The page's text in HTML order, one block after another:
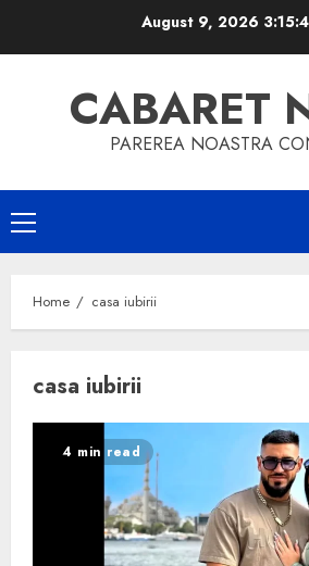
August 9, 2026
CABARET
PAREREA NOASTRA
Primary
Menu
Home casa iubirii
casa iubirii
4 min read